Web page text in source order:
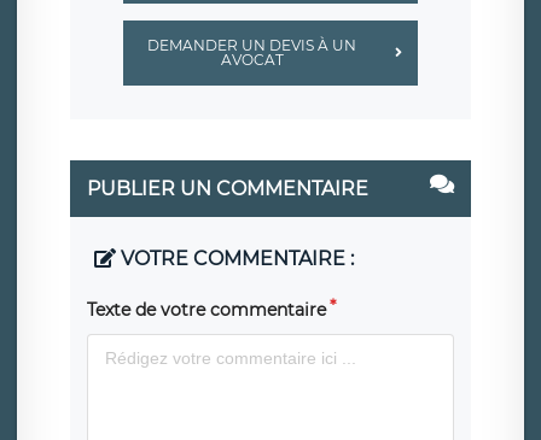
DEMANDER UN DEVIS À UN
AVOCAT
PUBLIER UN COMMENTAIRE
VOTRE COMMENTAIRE :
Texte de votre commentaire